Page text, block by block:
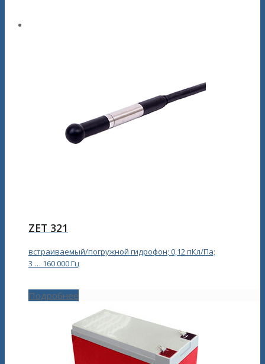
ZET 321
встраиваемый/погружной гидрофон; 0,12 пКл/Па;
3 … 160 000 Гц
Подробнее